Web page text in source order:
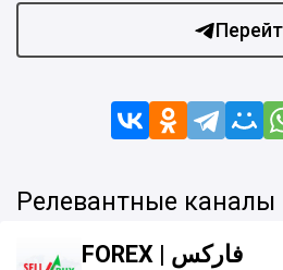
Релевантные каналы
FOREX | فارکس